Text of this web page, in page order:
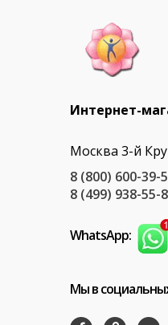
Интернет-
Москва 3-й
8 (800) 600-39-
8 (499) 938-55-
WhatsApp:
Мы в